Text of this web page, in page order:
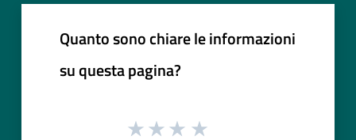
Quanto sono chiare le informazioni
su questa pagina?